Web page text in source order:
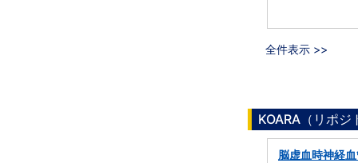
全件表示 >>
KOARA（リポ
脳虚血時神経